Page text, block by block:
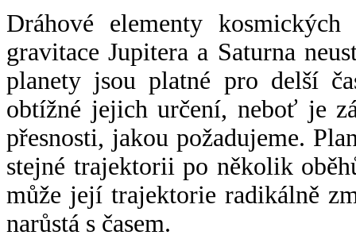
Dráhové elementy
gravitace Jupitera a Saturna
planety jsou platné pro delší
obtížné jejich určení, neboť je
přesnosti, jakou požadujeme.
stejné trajektorii po několik
může její trajektorie radikálně
narůstá s časem.